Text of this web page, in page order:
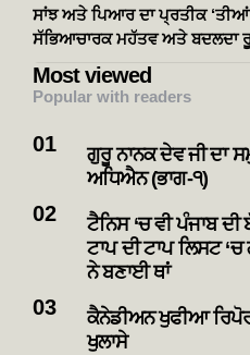
ਸਾਂਝ ਅਤੇ ਪਿਆਰ ਦਾ ਪ੍ਰਤੀਕ
ਸੱਭਿਆਚਾਰਕ ਮਹੱਤਵ ਅਤੇ ਬਦਲਦਾ
Most viewed
Popular with readers
ਗੁਰੂ ਨਾਨਕ ਦੇਵ ਜੀ ਦਾ
ਅਧਿਐਨ (ਭਾਗ-੧)
ਟੈਨਿਸ ‘ਚ ਵੀ ਪੰਜਾਬ
ਟਾਪ ਦੀ ਟਾਪ ਲਿਸਟ
ਨੇ ਬਣਾਈ ਥਾਂ
ਕੈਨੇਡੀਅਨ ਖੁਫੀਆ
ਖੁਲਾਸੇ